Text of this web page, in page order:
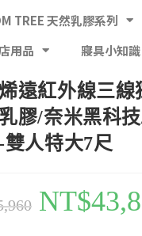
TREE 天然乳膠系列
用品 寢具小知識
遠紅外線三線
膠/奈米黑科
雙人特大7尺
NT$